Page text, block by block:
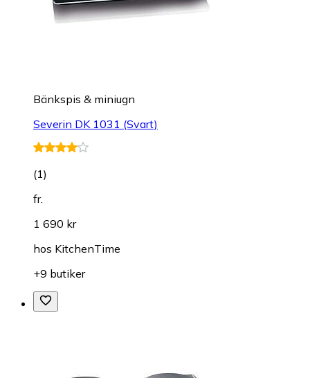
Bänkspis & miniugn
Severin DK 1031 (Svart)
(1)
fr.
1 690 kr
hos KitchenTime
+9 butiker